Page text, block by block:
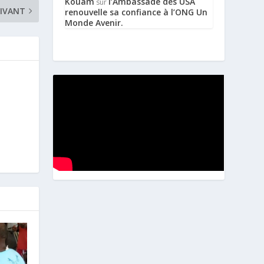
sur
renouvelle sa confiance à l’ONG Un
Monde Avenir.